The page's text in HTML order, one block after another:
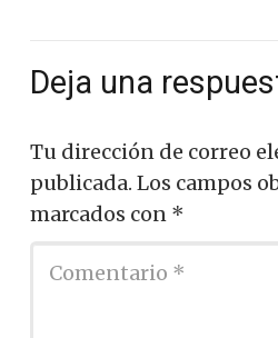
Deja una
Tu dirección de correo
publicada. Los campos
marcados con *